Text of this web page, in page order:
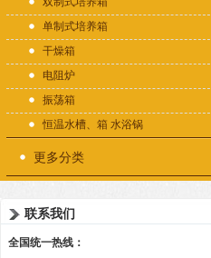
单制式培养箱
干燥箱
电阻炉
振荡箱
恒温水槽、箱 水浴锅
更多分类
联系我们
全国统一热线：